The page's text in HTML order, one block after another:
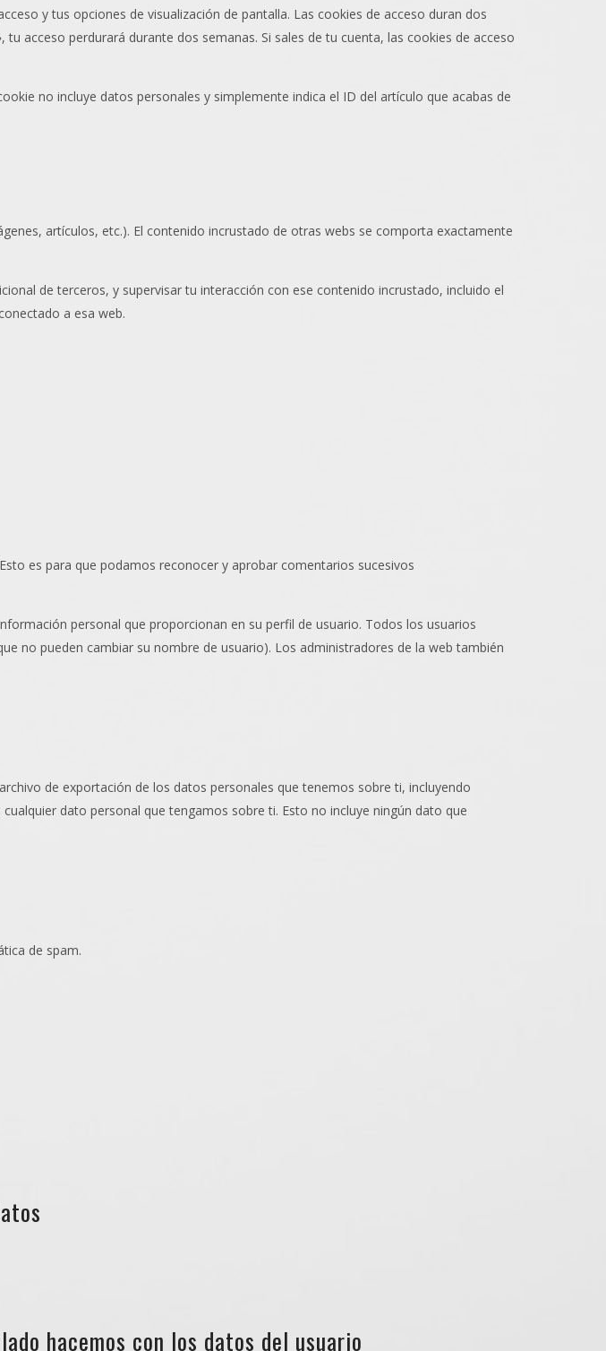
y tus opciones de visualización de pantalla. Las cookies de acceso duran dos
acceso perdurará durante dos semanas. Si sales de tu cuenta, las cookies de acceso
no incluye datos personales y simplemente indica el ID del artículo que acabas de
artículos, etc.). El contenido incrustado de otras webs se comporta exactamente
de terceros, y supervisar tu interacción con ese contenido incrustado, incluido el
a esa web.
es para que podamos reconocer y aprobar comentarios sucesivos
personal que proporcionan en su perfil de usuario. Todos los usuarios
no pueden cambiar su nombre de usuario). Los administradores de la web también
de exportación de los datos personales que tenemos sobre ti, incluyendo
dato personal que tengamos sobre ti. Esto no incluye ningún dato que
de spam.
hacemos con los datos del usuario